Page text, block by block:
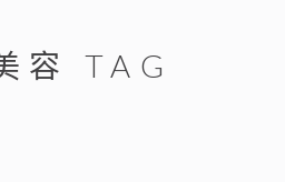
容 TAG